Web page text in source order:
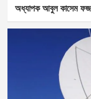
অধ্যাপক আবুল কাসেম